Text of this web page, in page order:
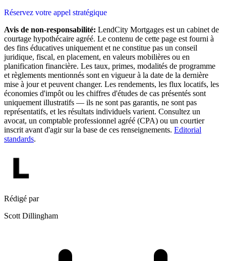
Réservez votre appel stratégique
Avis de non-responsabilité: LendCity Mortgages est un cabinet de
courtage hypothécaire agréé. Le contenu de cette page est fourni à
des fins éducatives uniquement et ne constitue pas un conseil
juridique, fiscal, en placement, en valeurs mobilières ou en
planification financière. Les taux, primes, modalités de programme
et règlements mentionnés sont en vigueur à la date de la dernière
mise à jour et peuvent changer. Les rendements, les flux locatifs, les
économies d'impôt ou les chiffres d'études de cas présentés sont
uniquement illustratifs — ils ne sont pas garantis, ne sont pas
représentatifs, et les résultats individuels varient. Consultez un
avocat, un comptable professionnel agréé (CPA) ou un courtier
inscrit avant d'agir sur la base de ces renseignements. Editorial
standards.
Rédigé par
Scott Dillingham